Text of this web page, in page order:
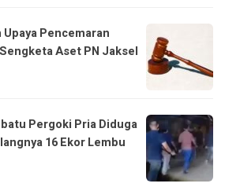
Pencemaran
Aset PN Jaksel
Pergoki Pria Diduga
16 Ekor Lembu